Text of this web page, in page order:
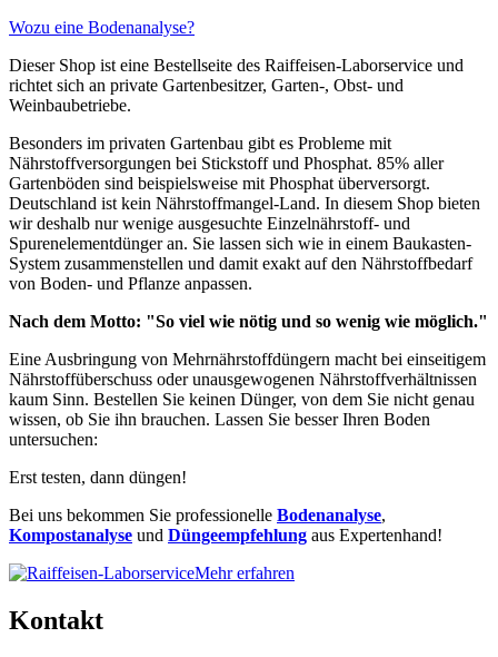
der
Produktseite
Wozu eine Bodenanalyse?
Dieser Shop ist eine Bestellseite des Raiffeisen-Laborservice und
richtet sich an private Gartenbesitzer, Garten-, Obst- und
Weinbaubetriebe.
Besonders im privaten Gartenbau gibt es Probleme mit
Nährstoffversorgungen bei Stickstoff und Phosphat. 85% aller
Gartenböden sind beispielsweise mit Phosphat überversorgt.
Deutschland ist kein Nährstoffmangel-Land. In diesem Shop bieten
wir deshalb nur wenige ausgesuchte Einzelnährstoff- und
Spurenelementdünger an. Sie lassen sich wie in einem Baukasten-
System zusammenstellen und damit exakt auf den Nährstoffbedarf
von Boden- und Pflanze anpassen.
Nach dem Motto: "So viel wie nötig und so wenig wie möglich."
Eine Ausbringung von Mehrnährstoffdüngern macht bei einseitigem
Nährstoffüberschuss oder unausgewogenen Nährstoffverhältnissen
kaum Sinn. Bestellen Sie keinen Dünger, von dem Sie nicht genau
wissen, ob Sie ihn brauchen. Lassen Sie besser Ihren Boden
untersuchen:
Erst testen, dann düngen!
Bei uns bekommen Sie professionelle Bodenanalyse,
Kompostanalyse und Düngeempfehlung aus Expertenhand!
Mehr erfahren
Kontakt